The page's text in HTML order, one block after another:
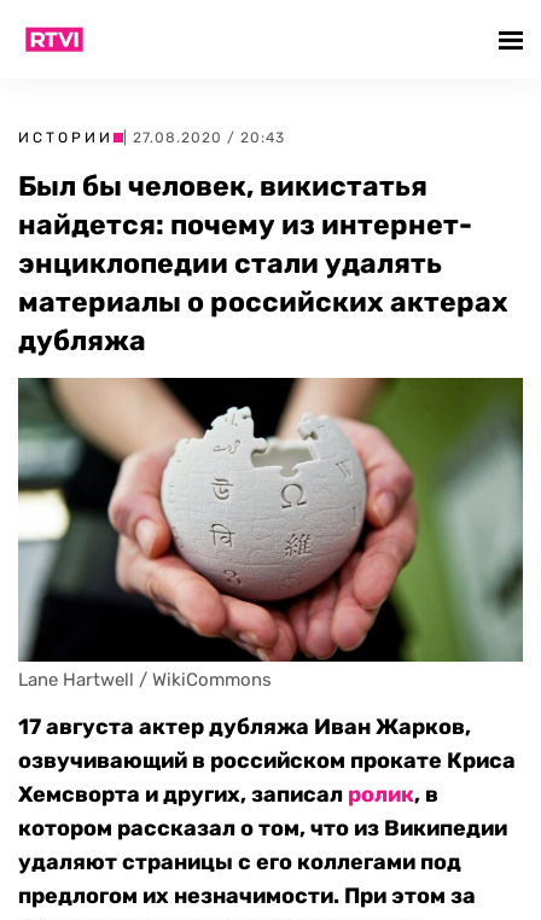
ИСТОРИИ | 27.08.2020 / 20:43
Был бы человек, викистатья
найдется: почему из интернет-
энциклопедии стали удалять
материалы о российских актерах
дубляжа
Lane Hartwell / WikiCommons
17 августа актер дубляжа Иван Жарков,
озвучивающий в российском прокате Криса
Хемсворта и других, записал ролик, в
котором рассказал о том, что из Википедии
удаляют страницы с его коллегами под
предлогом их незначимости. При этом за